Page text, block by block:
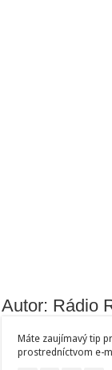
Autor: Rádio
Máte zaujímavý tip
prostredníctvom e-